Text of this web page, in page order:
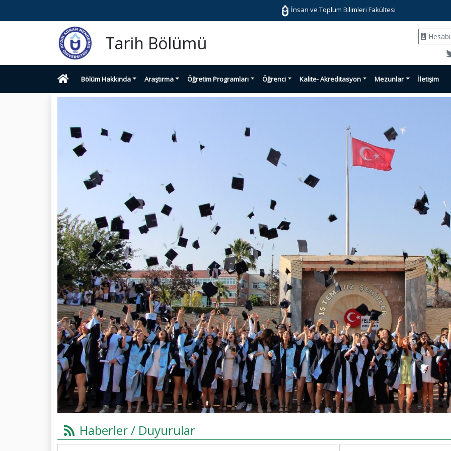
İnsan ve Toplum Bilimleri Fakültesi
Tarih Bölümü
Bölüm Hakkında Araştırma Öğretim Programları Öğrenci Kalite- Akreditasyon Mezunlar İletişim
Previous
Haberler / Duyurular